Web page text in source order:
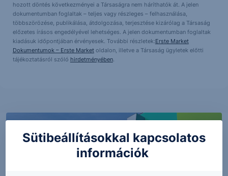
hozott döntés következményei a Társaságra nem háríthatók át. A jelen
dokumentumban foglaltak – teljes vagy részleges – felhasználása,
többszörözése, publikálása, átdolgozása, terjesztése kizárólag a Társaság
előzetes írásos engedélyével lehetséges. A jelen dokumentumban foglaltak
kiadásuk időpontjában érvényesek. További részletek:Erste Market
Dokumentumok – Erste Marketoldalon, illetve a Társaság ügyletek előtti
tájékoztatásról szóló hirdetményében.
Sütibeállításokkal kapcsolatos
információk